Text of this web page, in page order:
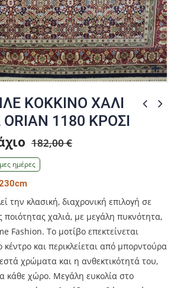
ΚΟΚΚΙΝΟ ΧΑΛΙ
1180 ΚΡΟΣΙ
182,00 €
ημέρες
την κλασική, διαχρονική επιλογή σε
ποιότητας χαλιά, με μεγάλη πυκνότητα,
Fashion. Το μοτίβο επεκτείνεται
και περικλείεται από μπορντούρα
χρώματα και η ανθεκτικότητά του,
κάθε χώρο. Μεγάλη ευκολία στο